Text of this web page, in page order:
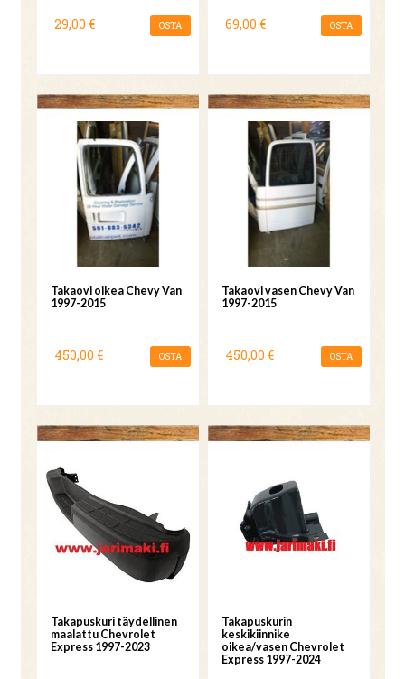
29,00 € OSTA 69,00 € OSTA
Takaovi oikea Chevy Van
1997-2015
450,00 € OSTA
Takaovi vasen Chevy Van
1997-2015
450,00 € OSTA
Takapuskuri täydellinen
maalattu Chevrolet
Express 1997-2023
Takapuskurin
keskikiinnike
oikea/vasen Chevrolet
Express 1997-2024